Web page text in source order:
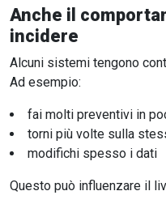
Anche il
incidere
Alcuni sistemi tengono
Ad esempio:
fai molti preventivi in
torni più volte sulla
modifichi spesso i dati
Questo può influenzare il